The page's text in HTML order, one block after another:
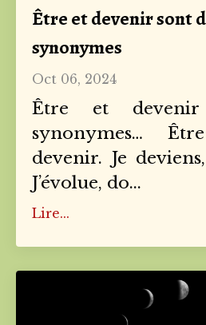
Être et devenir sont
synonymes
Oct 06, 2024
Être et
synonymes…
devenir. Je
J’évolue, do...
Lire...